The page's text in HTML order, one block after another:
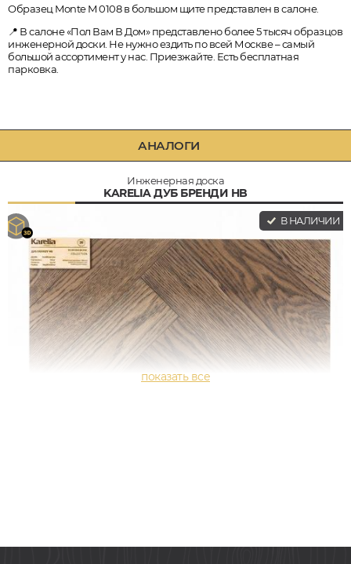
Образец Monte M 0108 в большом щите представлен в салоне.
📍 В салоне «Пол Вам В Дом» представлено более 5 тысяч образцов
инженерной доски. Не нужно ездить по всей Москве – самый
большой ассортимент у нас. Приезжайте. Есть бесплатная
парковка.
АНАЛОГИ
Инженерная доска
KARELIA ДУБ БРЕНДИ HB
В НАЛИЧИИ